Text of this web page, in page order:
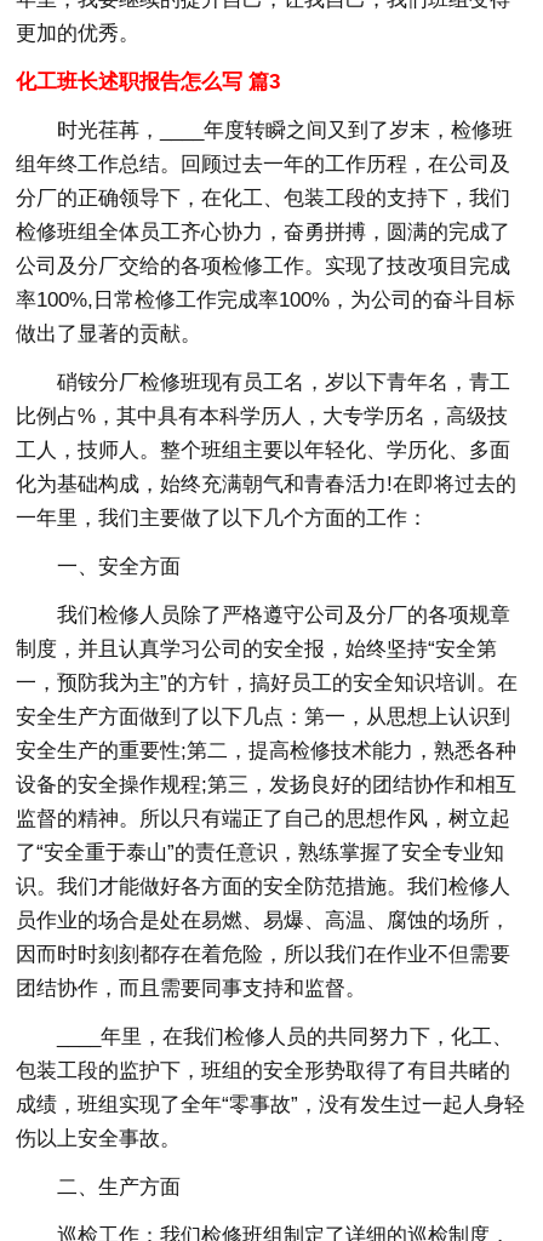
更加的优秀。
化工班长述职报告怎么写 篇3
时光荏苒，____年度转瞬之间又到了岁末，检修班
组年终工作总结。回顾过去一年的工作历程，在公司及
分厂的正确领导下，在化工、包装工段的支持下，我们
检修班组全体员工齐心协力，奋勇拼搏，圆满的完成了
公司及分厂交给的各项检修工作。实现了技改项目完成
率100%,日常检修工作完成率100%，为公司的奋斗目标
做出了显著的贡献。
硝铵分厂检修班现有员工名，岁以下青年名，青工
比例占%，其中具有本科学历人，大专学历名，高级技
工人，技师人。整个班组主要以年轻化、学历化、多面
化为基础构成，始终充满朝气和青春活力!在即将过去的
一年里，我们主要做了以下几个方面的工作：
一、安全方面
我们检修人员除了严格遵守公司及分厂的各项规章
制度，并且认真学习公司的安全报，始终坚持“安全第
一，预防我为主”的方针，搞好员工的安全知识培训。在
安全生产方面做到了以下几点：第一，从思想上认识到
安全生产的重要性;第二，提高检修技术能力，熟悉各种
设备的安全操作规程;第三，发扬良好的团结协作和相互
监督的精神。所以只有端正了自己的思想作风，树立起
了“安全重于泰山”的责任意识，熟练掌握了安全专业知
识。我们才能做好各方面的安全防范措施。我们检修人
员作业的场合是处在易燃、易爆、高温、腐蚀的场所，
因而时时刻刻都存在着危险，所以我们在作业不但需要
团结协作，而且需要同事支持和监督。
____年里，在我们检修人员的共同努力下，化工、
包装工段的监护下，班组的安全形势取得了有目共睹的
成绩，班组实现了全年“零事故”，没有发生过一起人身轻
伤以上安全事故。
二、生产方面
巡检工作：我们检修班组制定了详细的巡检制度，